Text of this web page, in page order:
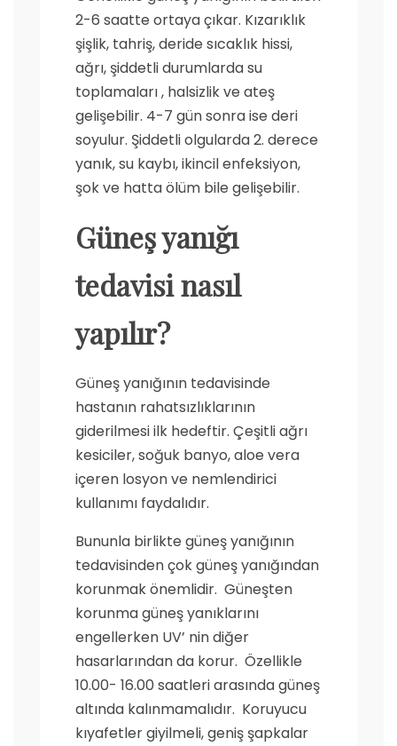
2-6 saatte ortaya çıkar. Kızarıklık
şişlik, tahriş, deride sıcaklık hissi,
ağrı, şiddetli durumlarda su
toplamaları , halsizlik ve ateş
gelişebilir. 4-7 gün sonra ise deri
soyulur. Şiddetli olgularda 2. derece
yanık, su kaybı, ikincil enfeksiyon,
şok ve hatta ölüm bile gelişebilir.
Güneş yanığı
tedavisi nasıl
yapılır?
Güneş yanığının tedavisinde
hastanın rahatsızlıklarının
giderilmesi ilk hedeftir. Çeşitli ağrı
kesiciler, soğuk banyo, aloe vera
içeren losyon ve nemlendirici
kullanımı faydalıdır.
Bununla birlikte güneş yanığının
tedavisinden çok güneş yanığından
korunmak önemlidir. Güneşten
korunma güneş yanıklarını
engellerken UV’ nin diğer
hasarlarından da korur. Özellikle
10.00- 16.00 saatleri arasında güneş
altında kalınmamalıdır. Koruyucu
kıyafetler giyilmeli, geniş şapkalar